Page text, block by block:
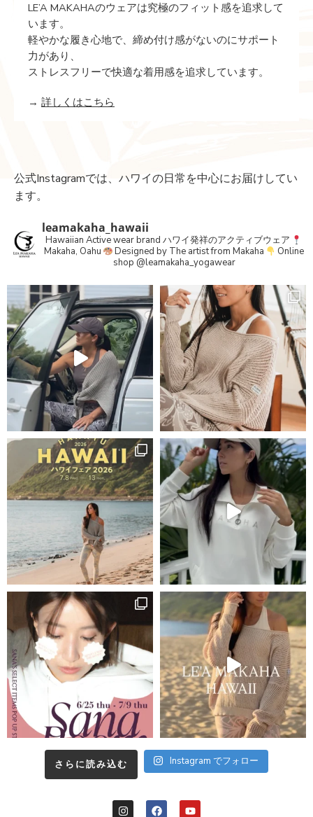
LE’A MAKAHAのウェアは究極のフィット感を追求して
います。
軽やかな履き心地で、締め付け感がないのにサポート
力があり、
ストレスフリーで快適な着用感を追求しています。
→ 詳しくはこちら
公式Instagramでは、ハワイの日常を中心にお届けしてい
ます。
leamakaha_hawaii
Hawaiian Active wear brand ハワイ発祥のアクティブウェア
Makaha, Oahu
Designed by The artist from Makaha
Online
shop @leamakaha_yogawear
さらに読み込む Instagram でフォロー